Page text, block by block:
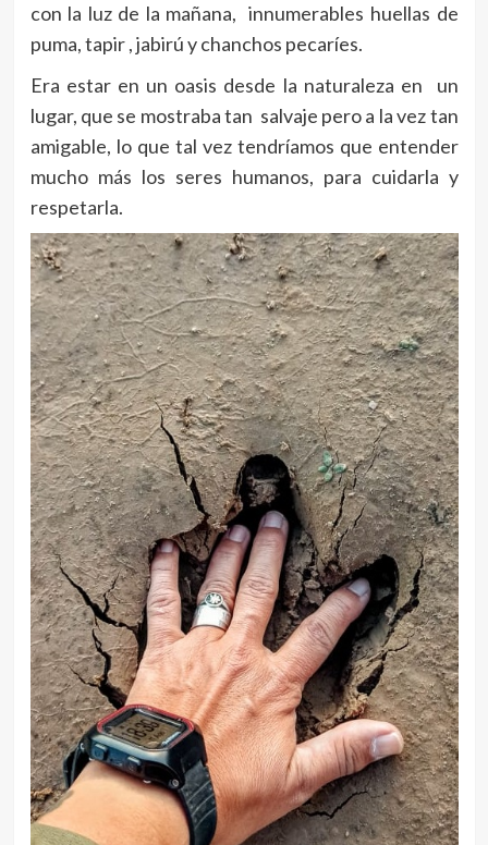
con la luz de la mañana, innumerables huellas de
puma, tapir , jabirú y chanchos pecaríes.
Era estar en un oasis desde la naturaleza en un
lugar, que se mostraba tan salvaje pero a la vez tan
amigable, lo que tal vez tendríamos que entender
mucho más los seres humanos, para cuidarla y
respetarla.